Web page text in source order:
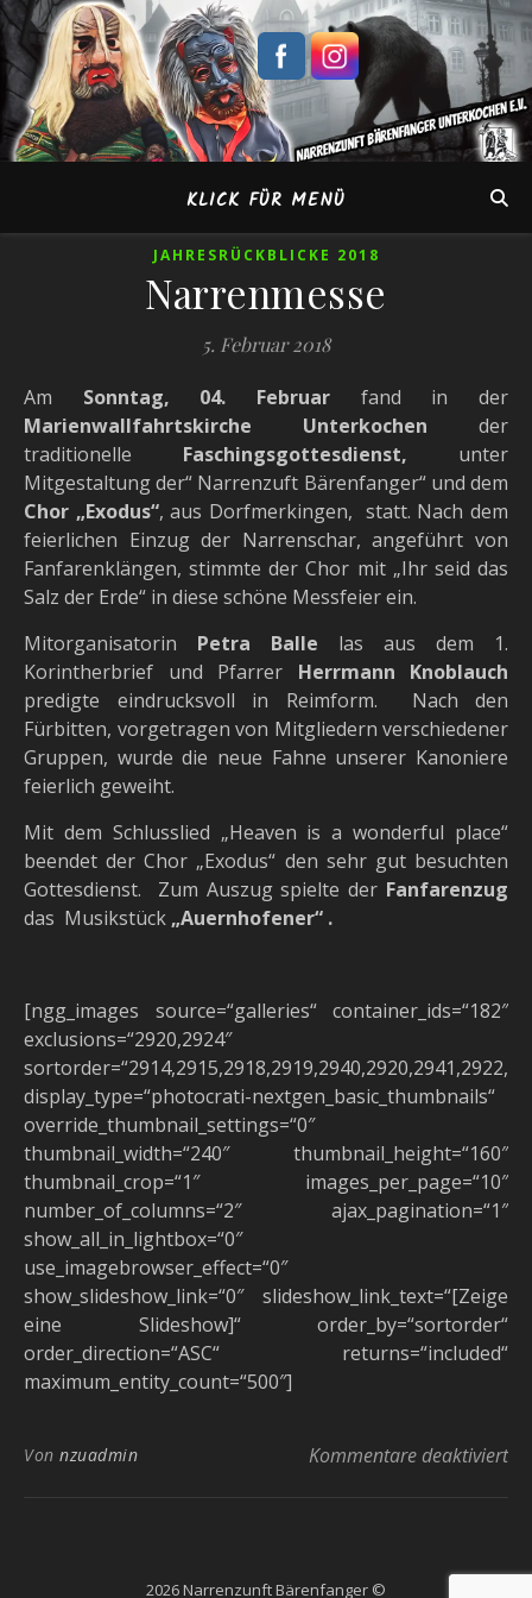
KLICK FÜR MENÜ
JAHRESRÜCKBLICKE 2018
Narrenmesse
5. Februar 2018
Am Sonntag, 04. Februar fand in der
Marienwallfahrtskirche Unterkochen der
traditionelle Faschingsgottesdienst, unter
Mitgestaltung der“ Narrenzuft Bärenfanger“ und dem
Chor „Exodus“, aus Dorfmerkingen, statt. Nach dem
feierlichen Einzug der Narrenschar, angeführt von
Fanfarenklängen, stimmte der Chor mit „Ihr seid das
Salz der Erde“ in diese schöne Messfeier ein.
Mitorganisatorin Petra Balle las aus dem 1.
Korintherbrief und Pfarrer Herrmann Knoblauch
predigte eindrucksvoll in Reimform. Nach den
Fürbitten, vorgetragen von Mitgliedern verschiedener
Gruppen, wurde die neue Fahne unserer Kanoniere
feierlich geweiht.
Mit dem Schlusslied „Heaven is a wonderful place“
beendet der Chor „Exodus“ den sehr gut besuchten
Gottesdienst. Zum Auszug spielte der Fanfarenzug
das Musikstück „Auernhofener“ .
[ngg_images source=“galleries“ container_ids=“182″
exclusions=“2920,2924″
display_type=“photocrati-nextgen_basic_thumbnails“
override_thumbnail_settings=“0″
thumbnail_width=“240″ thumbnail_height=“160″
thumbnail_crop=“1″ images_per_page=“10″
number_of_columns=“2″ ajax_pagination=“1″
show_all_in_lightbox=“0″
use_imagebrowser_effect=“0″
show_slideshow_link=“0″ slideshow_link_text=“[Zeige
eine Slideshow]“ order_by=“sortorder“
order_direction=“ASC“ returns=“included“
maximum_entity_count=“500″]
Von nzuadmin Kommentare deaktiviert
2026 Narrenzunft Bärenfanger ©